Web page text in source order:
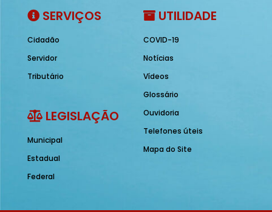
SERVIÇOS
Cidadão
Servidor
Tributário
LEGISLAÇÃO
Municipal
Estadual
Federal
UTILIDADE
COVID-19
Notícias
Vídeos
Glossário
Ouvidoria
Telefones úteis
Mapa do Site